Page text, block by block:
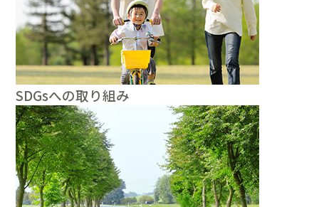
SDGsへの取り組み